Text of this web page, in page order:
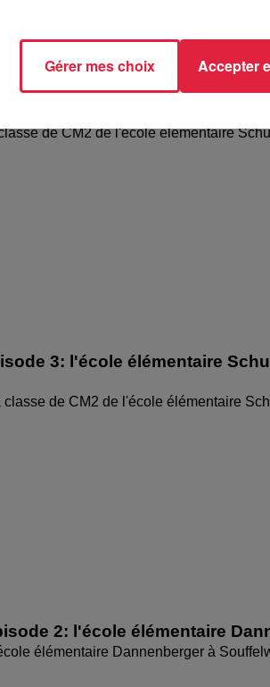
3 : l'école élémentaire
de CM2 de l'école élémentaire
3: l'école élémentaire
de CM2 de l'école élémentaire
2: l'école élémentaire
élémentaire Dannenberger à
Gérer mes choix Accepter